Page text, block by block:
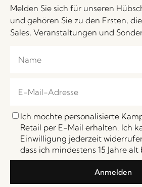
Melden Sie sich für unseren
und gehören Sie zu den Ersten,
Sales, Veranstaltungen und
Ich möchte personalisierte
Retail per E-Mail erhalten. Ich
Einwilligung jederzeit
dass ich mindestens 15 Jahre alt
Anmelden